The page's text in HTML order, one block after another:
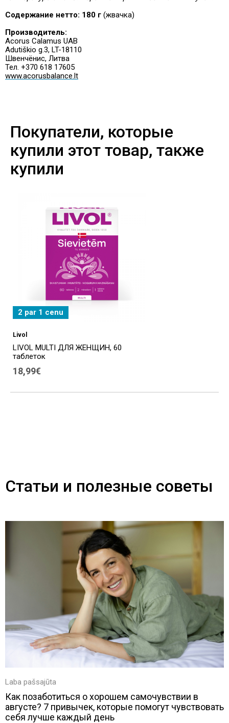
Содержание нетто: 180 г (жвачка)
Производитель:
Acorus Calamus UAB
Adutiškio g.3, LT-18110
Швенчёнис, Литва
Тел. +370 618 17605
www.acorusbalance.lt
Покупатели, которые
купили этот товар, также
купили
2 par 1 cenu
Livol
LIVOL MULTI ДЛЯ ЖЕНЩИН, 60
таблеток
18,99€
Статьи и полезные советы
Laba pašsajūta
Как позаботиться о хорошем самочувствии в
августе? 7 привычек, которые помогут чувствовать
себя лучше каждый день